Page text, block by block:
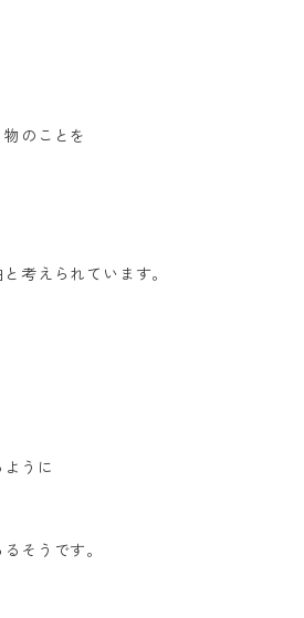
のことを
考えられています。
うに
そうです。